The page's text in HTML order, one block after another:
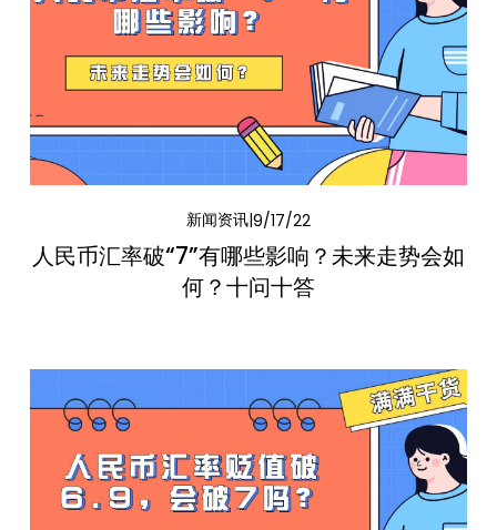
新闻资讯 9/17/22
人民币汇率破“7”有哪些影响？未来走势会如
何？十问十答